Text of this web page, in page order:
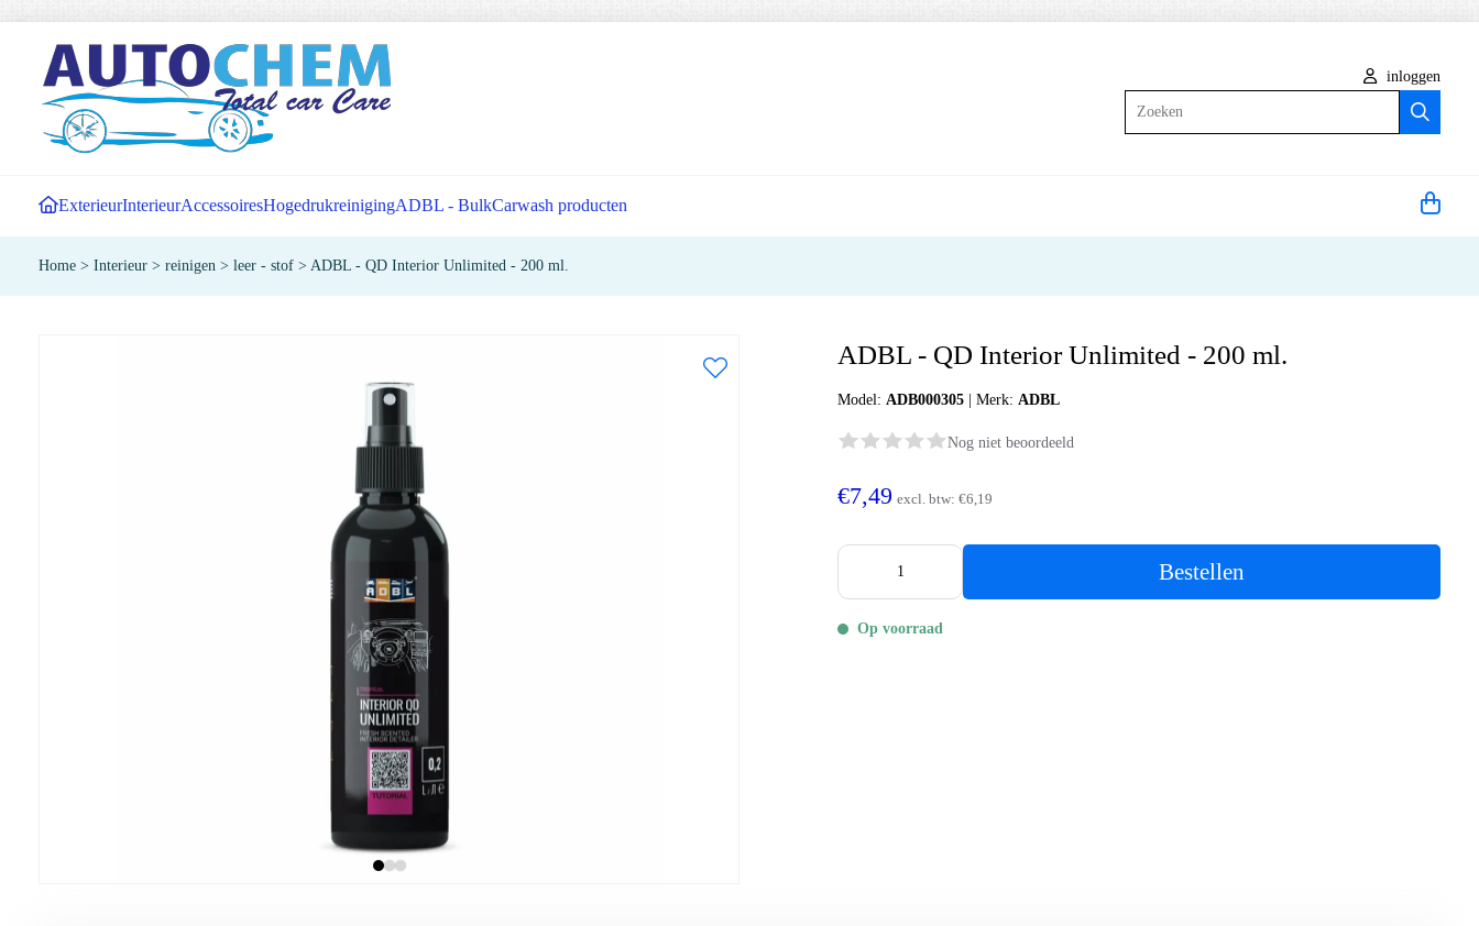
inloggen
ExterieurInterieurAccessoiresHogedrukreinigingADBL - BulkCarwash producten
Home > Interieur > reinigen > leer - stof > ADBL - QD Interior Unlimited - 200 ml.
ADBL - QD Interior Unlimited - 200 ml.
Model:ADB000305 |Merk:ADBL
Nog niet beoordeeld
€7,49 excl. btw:€6,19
Bestellen
Op voorraad